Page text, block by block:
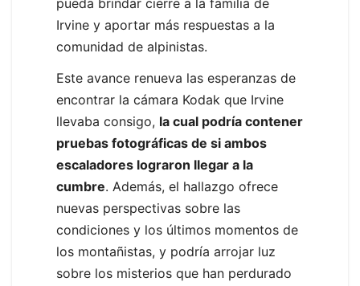
Irvine y aportar más respuestas a la
comunidad de alpinistas.
Este avance renueva las esperanzas de
encontrar la cámara Kodak que Irvine
llevaba consigo, la cual podría contener
pruebas fotográficas de si ambos
escaladores lograron llegar a la
cumbre. Además, el hallazgo ofrece
nuevas perspectivas sobre las
condiciones y los últimos momentos de
los montañistas, y podría arrojar luz
sobre los misterios que han perdurado